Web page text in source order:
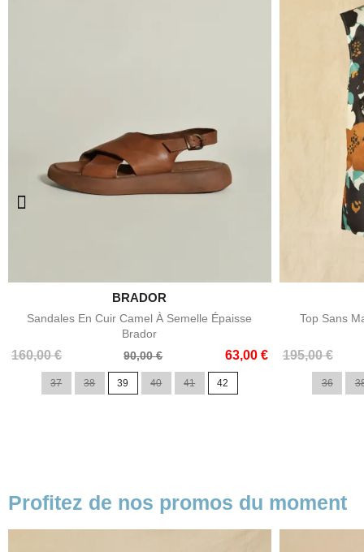
Aperçu rapide
BRADOR
Sandales En Cuir Camel À Semelle Épaisse
Brador
160,00 €
Prix
90,00 € 63,00 €
Prix
37 38 39 40 41 42
Top Sans
195,00 €
Prix
Prix
36
Profitez de nos promos du moment